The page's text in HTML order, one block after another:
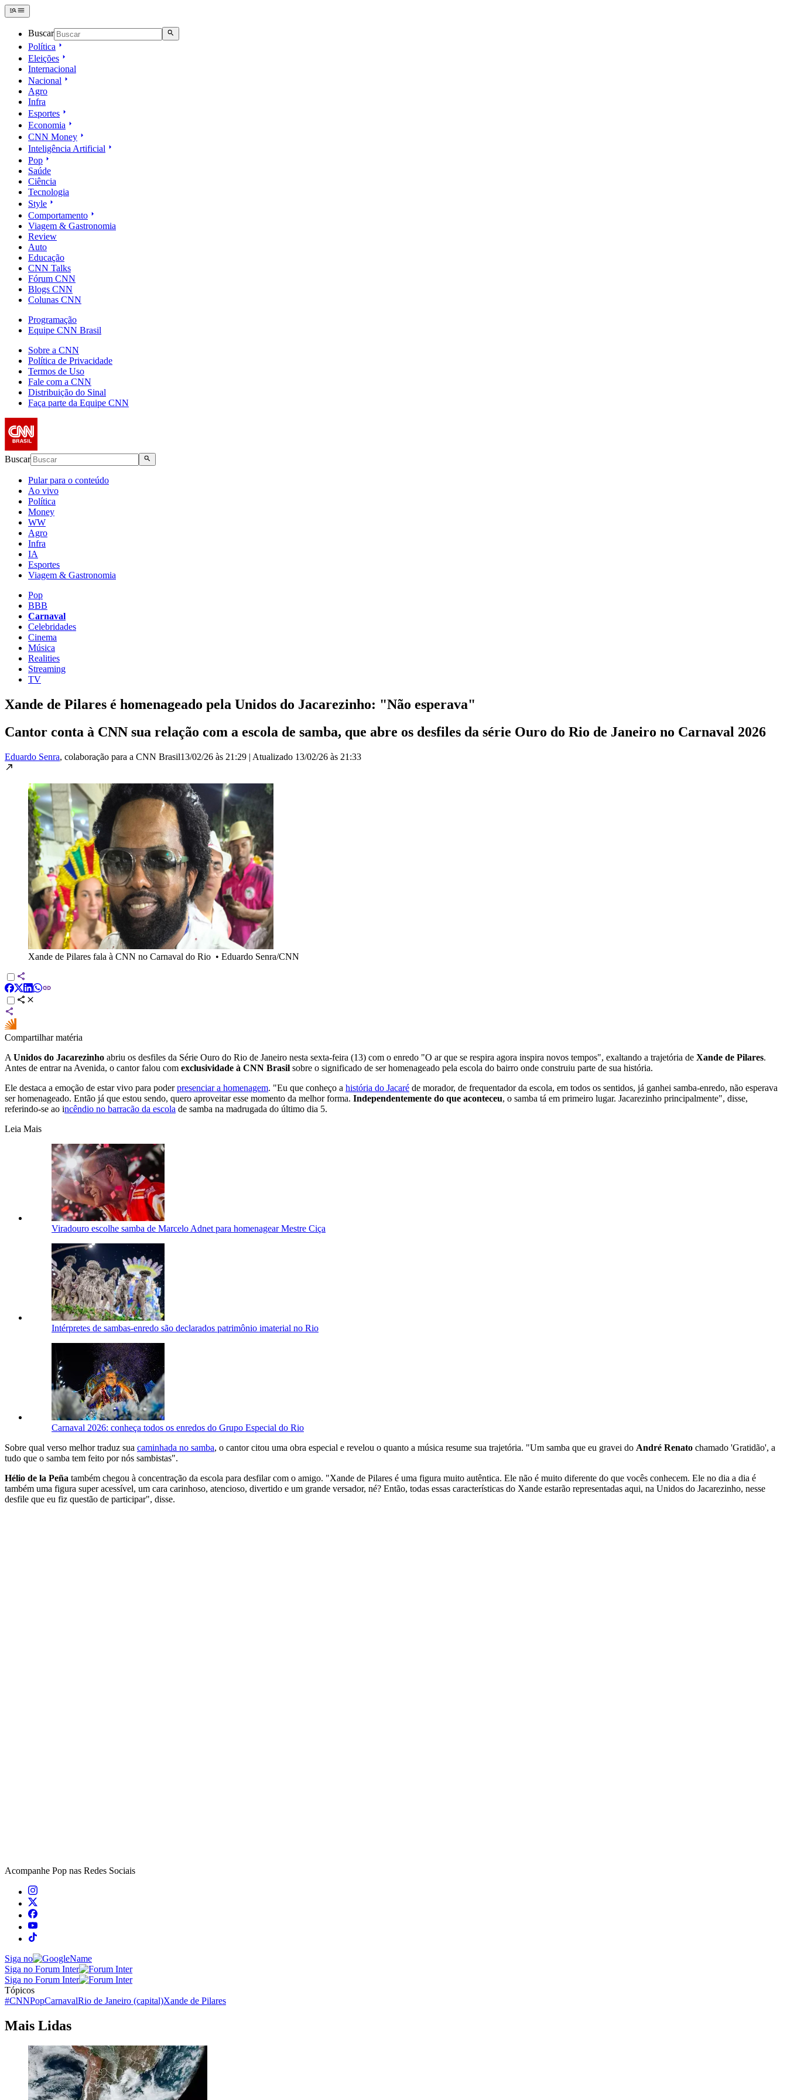
Buscar
Política
Eleições
Internacional
Nacional
Agro
Infra
Esportes
Economia
CNN Money
Inteligência Artificial
Pop
Saúde
Ciência
Tecnologia
Style
Comportamento
Viagem & Gastronomia
Review
Auto
Educação
CNN Talks
Fórum CNN
Blogs CNN
Colunas CNN
Programação
Equipe CNN Brasil
Sobre a CNN
Política de Privacidade
Termos de Uso
Fale com a CNN
Distribuição do Sinal
Faça parte da Equipe CNN
Buscar
Pular para o conteúdo
Ao vivo
Política
Money
WW
Agro
Infra
IA
Esportes
Viagem & Gastronomia
Pop
BBB
Carnaval
Celebridades
Cinema
Música
Realities
Streaming
TV
Xande de Pilares é homenageado pela Unidos do Jacarezinho: "Não esperava"
Cantor conta à CNN sua relação com a escola de samba, que abre os desfiles da série Ouro do Rio de Janeiro no Carnaval 2026
Eduardo Senra, colaboração para a CNN Brasil13/02/26 às 21:29 | Atualizado 13/02/26 às 21:33
Xande de Pilares fala à CNN no Carnaval do Rio • Eduardo Senra/CNN
Compartilhar matéria
A Unidos do Jacarezinho abriu os desfiles da Série Ouro do Rio de Janeiro nesta sexta-feira (13) com o enredo "O ar que se respira agora inspira novos tempos", exaltando a trajetória de Xande de Pilares.
Antes de entrar na Avenida, o cantor falou com exclusividade à CNN Brasil sobre o significado de ser homenageado pela escola do bairro onde construiu parte de sua história.
Ele destaca a emoção de estar vivo para poderpresenciar a homenagem. "Eu que conheço a história do Jacaré de morador, de frequentador da escola, em todos os sentidos, já ganhei samba-enredo, não esperava
ser homenageado. Então já que estou sendo, quero aproveitar esse momento da melhor forma. Independentemente do que aconteceu, o samba tá em primeiro lugar. Jacarezinho principalmente", disse,
referindo-se ao incêndio no barracão da escola de samba na madrugada do último dia 5.
Leia Mais
Viradouro escolhe samba de Marcelo Adnet para homenagear Mestre Ciça
Intérpretes de sambas-enredo são declarados patrimônio imaterial no Rio
Carnaval 2026: conheça todos os enredos do Grupo Especial do Rio
Sobre qual verso melhor traduz sua caminhada no samba, o cantor citou uma obra especial e revelou o quanto a música resume sua trajetória. "Um samba que eu gravei do André Renato chamado 'Gratidão', a
tudo que o samba tem feito por nós sambistas".
Hélio de la Peña também chegou à concentração da escola para desfilar com o amigo. "Xande de Pilares é uma figura muito autêntica. Ele não é muito diferente do que vocês conhecem. Ele no dia a dia é
também uma figura super acessível, um cara carinhoso, atencioso, divertido e um grande versador, né? Então, todas essas características do Xande estarão representadas aqui, na Unidos do Jacarezinho, nesse
desfile que eu fiz questão de participar", disse.
Acompanhe Pop nas Redes Sociais
Siga no
Siga no Forum Inter
Siga no Forum Inter
Tópicos
#CNNPopCarnavalRio de Janeiro (capital)Xande de Pilares
Mais Lidas